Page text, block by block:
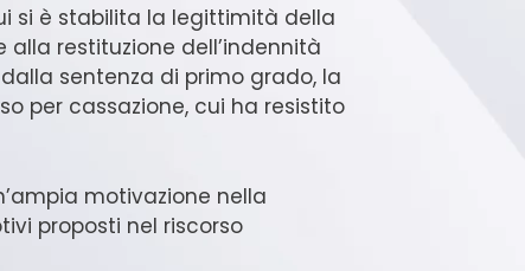
si è stabilita la legittimità della
restituzione dell’indennità
sentenza di primo grado, la
per cassazione, cui ha resistito
motivazione nella
proposti nel riscorso